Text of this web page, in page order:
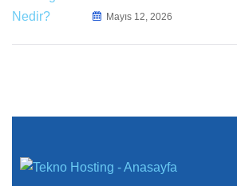
Mayıs 12, 2026